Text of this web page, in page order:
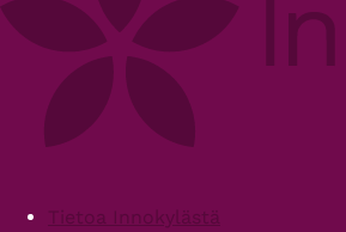
FooterTietoa Innokylästä